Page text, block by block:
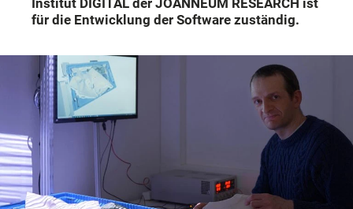
Institut DIGITAL der JOANNEUM RESEARCH ist
für die Entwicklung der Software zuständig.